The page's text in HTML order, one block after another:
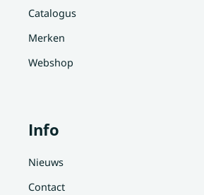
Catalogus
Merken
Webshop
Info
Nieuws
Contact